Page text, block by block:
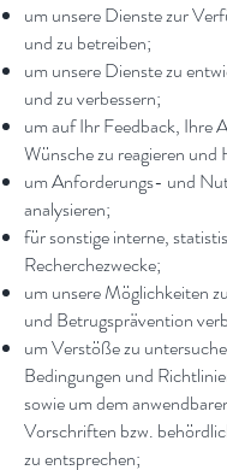
um unsere Dienste zur
und zu betreiben;
um unsere Dienste zu
und zu verbessern;
um auf Ihr Feedback, Ihre
Wünsche zu reagieren und
um Anforderungs- und
analysieren;
für sonstige interne,
Recherchezwecke;
um unsere Möglichkeiten
und Betrugsprävention
um Verstöße zu
Bedingungen und
sowie um dem
Vorschriften bzw.
zu entsprechen;